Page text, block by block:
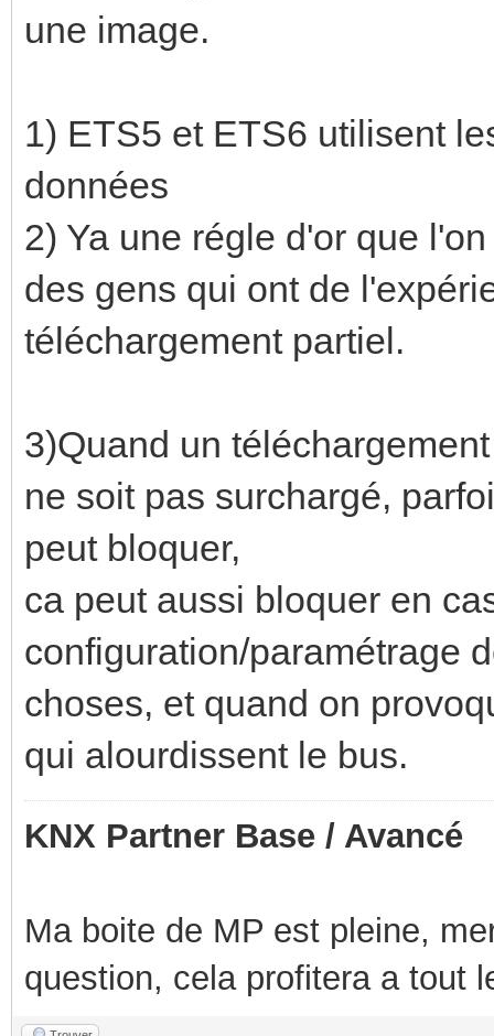
une image.
1) ETS5 et ETS6 utilisent
données
2) Ya une régle d'or que
des gens qui ont de
téléchargement partiel.
3)Quand un
ne soit pas surchargé,
peut bloquer,
ca peut aussi bloquer en
configuration/paramétrage
choses, et quand on
qui alourdissent le bus.
KNX Partner Base / Avancé
Ma boite de MP est pleine,
question, cela profitera a tout